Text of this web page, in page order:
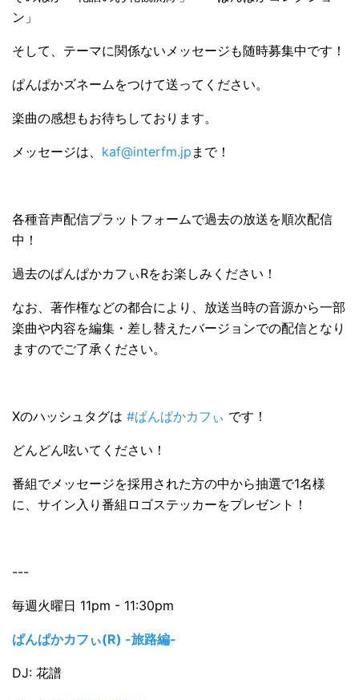
ン」
そして、テーマに関係ないメッセージも随時募集中です！
ぱんぱかズネームをつけて送ってください。
楽曲の感想もお待ちしております。
メッセージは、 kaf@interfm.jp まで！
各種音声配信プラットフォームで過去の放送を順次配信
中！
過去のぱんぱかカフぃRをお楽しみください！
なお、著作権などの都合により、放送当時の⾳源から⼀部
楽曲や内容を編集・差し替えたバージョンでの配信となり
ますのでご了承ください。
Xのハッシュタグは #ぱんぱかカフぃ です！
どんどん呟いてください！
番組でメッセージを採用された方の中から抽選で1名様
に、サイン入り番組ロゴステッカーをプレゼント！
---
毎週火曜日 11pm - 11:30pm
ぱんぱかカフぃ(R) -旅路編-
DJ: 花譜